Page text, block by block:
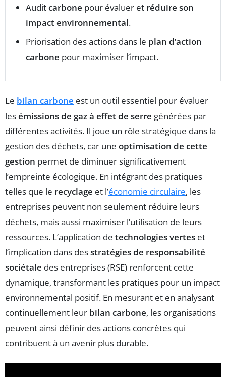
Auditcarbone pour évaluer et réduire son
impact environnemental.
Priorisation des actions dans le plan d’action
carbone pour maximiser l’impact.
Le bilan carbone est un outil essentiel pour évaluer
lesémissions de gaz à effet de serre générées par
différentes activités. Il joue un rôle stratégique dans la
gestion des déchets, car une optimisation de cette
gestion permet de diminuer significativement
l’empreinte écologique. En intégrant des pratiques
telles que le recyclage et l’économie circulaire, les
entreprises peuvent non seulement réduire leurs
déchets, mais aussi maximiser l’utilisation de leurs
ressources. L’application de technologies vertes et
l’implication dans desstratégies de responsabilité
sociétale des entreprises (RSE) renforcent cette
dynamique, transformant les pratiques pour un impact
environnemental positif. En mesurant et en analysant
continuellement leur bilan carbone, les organisations
peuvent ainsi définir des actions concrètes qui
contribuent à un avenir plus durable.